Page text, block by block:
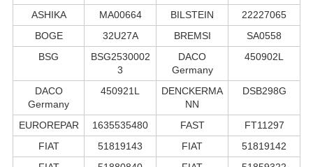
ASHIKA
MA00664 BILSTEIN
22227065
BOGE
32U27A BREMSI
SA0558
BSG
BSG2530002
3
DACO
Germany
450902L
DACO
Germany
450921L
DENCKERMA
NN
DSB298G
EUROREPAR 1635535480 FAST
FT11297
FIAT
51819143 FIAT
51819142